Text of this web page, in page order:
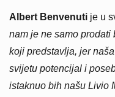
Albert Benvenuti je u
nam je ne samo
koji predstavlja, jer
svijetu potencijal i
istaknuo bih našu Livio